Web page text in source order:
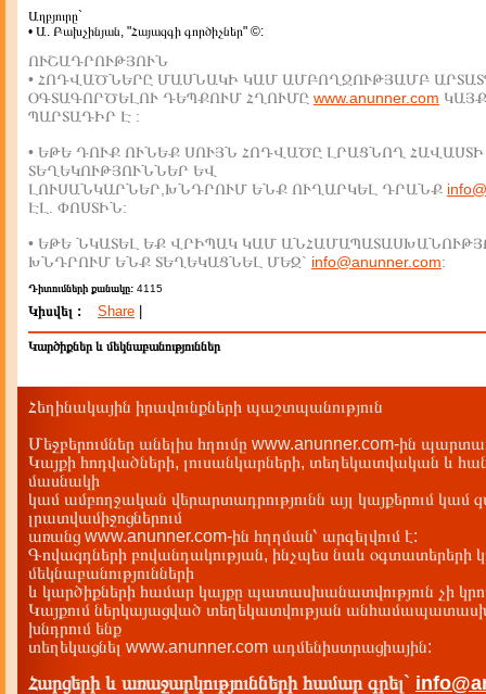
Աղբյուրը`
• Ա. Բախչինյան, "Հայազգի գործիչներ" ©:
ՈՒՇԱԴՐՈՒԹՅՈՒՆ
• ՀՈԴՎԱԾՆԵՐԸ ՄԱՍՆԱԿԻ ԿԱՄ ԱՄԲՈՂՋՈՒԹՅԱՄԲ
ՕԳՏԱԳՈՐԾԵԼՈՒ ԴԵՊՔՈՒՄ ՀՂՈՒՄԸ www.anunner.com
ՊԱՐՏԱԴԻՐ Է :
• ԵԹԵ ԴՈՒՔ ՈՒՆԵՔ ՍՈՒՅՆ ՀՈԴՎԱԾԸ ԼՐԱՑՆՈՂ ՀԱՎԱՍՏԻ
ՏԵՂԵԿՈՒԹՅՈՒՆՆԵՐ ԵՎ
ԼՈՒՍԱՆԿԱՐՆԵՐ,ԽՆԴՐՈՒՄ ԵՆՔ ՈՒՂԱՐԿԵԼ ԴՐԱՆՔ
ԷԼ. ՓՈՍՏԻՆ:
• ԵԹԵ ՆԿԱՏԵԼ ԵՔ ՎՐԻՊԱԿ ԿԱՄ
ԽՆԴՐՈՒՄ ԵՆՔ ՏԵՂԵԿԱՑՆԵԼ ՄԵԶ` info@anunner.com:
Դիտումների քանակը: 4115
Կիսվել : Share
Կարծիքներ և մեկնաբանություններ
Հեղինակային իրավունքների պաշտպանություն
Մեջբերումներ անելիս հղումը www.anunner.com-ին
Կայքի հոդվածների, լուսանկարների, տեղեկատվական և
մասնակի
կամ ամբողջական վերարտադրությունն այլ կայքերում կամ
լրատվամիջոցներում
առանց www.anunner.com-ին հղղման՝ արգելվում է:
Գովազդների բովանդակության, ինչպես նաև օգտատերերի
մեկնաբանությունների
և կարծիքների համար կայքը պատասխանատվություն չի
Կայքում ներկայացված տեղեկատվության
խնդրում ենք
տեղեկացնել www.anunner.com ադմենիստրացիային:
Հարցերի և առաջարկությունների համար գրել`